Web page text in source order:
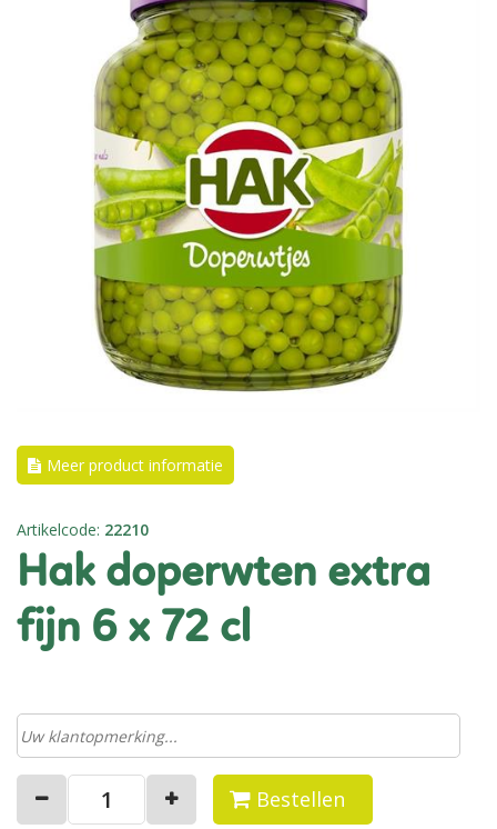
Meer product informatie
Artikelcode: 22210
hak doperwten extra
fijn 6 x 72 cl
Bestellen